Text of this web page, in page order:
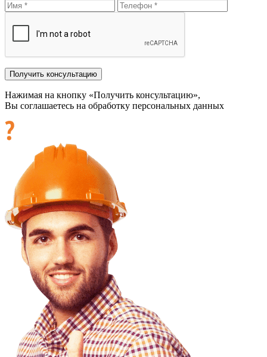
Нажимая на кнопку «Получить консультацию»,
Вы соглашаетесь на обработку персональных данных